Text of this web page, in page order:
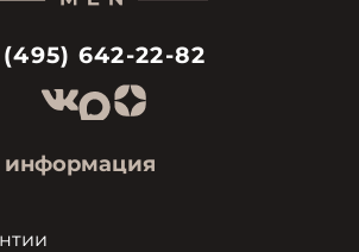
642-22-82
информация